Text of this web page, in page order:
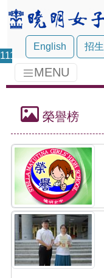
English 招生
MENU
榮譽榜
111